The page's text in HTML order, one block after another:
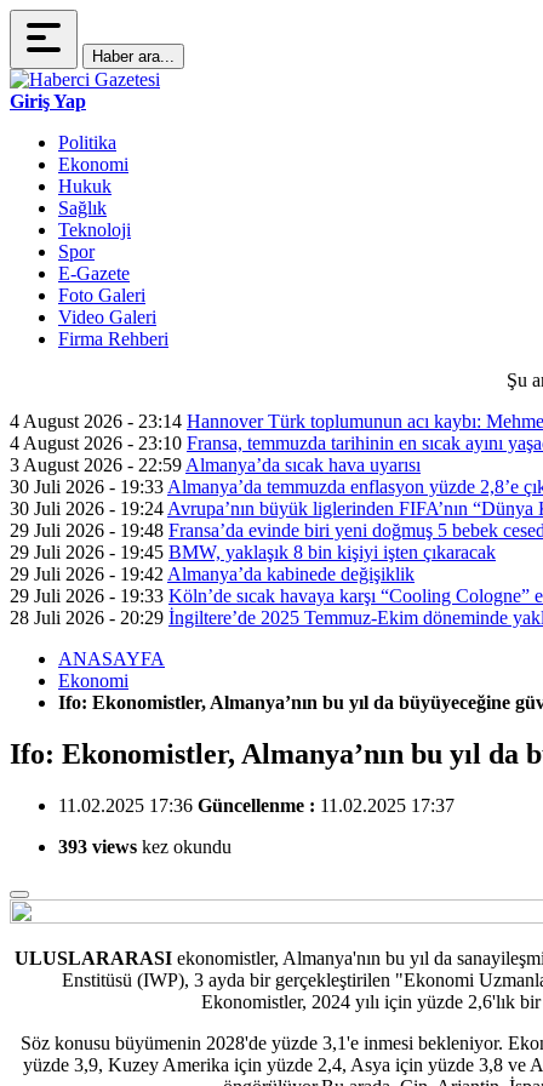
Haber ara...
Giriş Yap
Politika
Ekonomi
Hukuk
Sağlık
Teknoloji
Spor
E-Gazete
Foto Galeri
Video Galeri
Firma Rehberi
Şu
4 August 2026 - 23:14 Hannover Türk toplumunun acı kaybı:
4 August 2026 - 23:10 Fransa, temmuzda tarihinin en sıcak ayını
3 August 2026 - 22:59 Almanya’da sıcak hava uyarısı
30 Juli 2026 - 19:33 Almanya’da temmuzda enflasyon yüzde 2,8’e
30 Juli 2026 - 19:24 Avrupa’nın büyük liglerinden FIFA’nın “Dünya
29 Juli 2026 - 19:48 Fransa’da evinde biri yeni doğmuş 5 bebek
29 Juli 2026 - 19:45 BMW, yaklaşık 8 bin kişiyi işten çıkaracak
29 Juli 2026 - 19:42 Almanya’da kabinede değişiklik
29 Juli 2026 - 19:33 Köln’de sıcak havaya karşı “Cooling Cologne”
28 Juli 2026 - 20:29 İngiltere’de 2025 Temmuz-Ekim döneminde
ANASAYFA
Ekonomi
Ifo: Ekonomistler, Almanya’nın bu yıl da büyüyeceğine
Ifo: Ekonomistler, Almanya’nın bu yıl da
11.02.2025 17:36 Güncellenme : 11.02.2025 17:37
393 views kez okundu
ULUSLARARASI ekonomistler, Almanya'nın bu yıl da
Enstitüsü (IWP), 3 ayda bir gerçekleştirilen "Ekonomi
Ekonomistler, 2024 yılı için yüzde 2,6'lık
Söz konusu büyümenin 2028'de yüzde 3,1'e inmesi bekleniyor.
yüzde 3,9, Kuzey Amerika için yüzde 2,4, Asya için yüzde 3,8 ve